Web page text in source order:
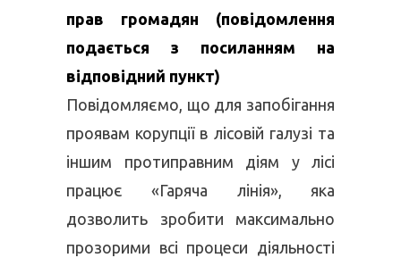
прав громадян
(повідомлення
подається з посиланням на
відповідний пункт)
Повідомляємо, що для запобігання
проявам корупції в лісовій галузі та
іншим протиправним діям у лісі
працює «Гаряча лінія», яка
дозволить зробити максимально
прозорими всі процеси діяльності